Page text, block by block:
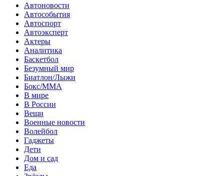
Автоновости
Автособытия
Автоспорт
Автоэксперт
Актеры
Аналитика
Баскетбол
Безумный мир
Биатлон/Лыжи
Бокс/MMA
В мире
В России
Вещи
Военные новости
Волейбол
Гаджеты
Дети
Дом и сад
Еда